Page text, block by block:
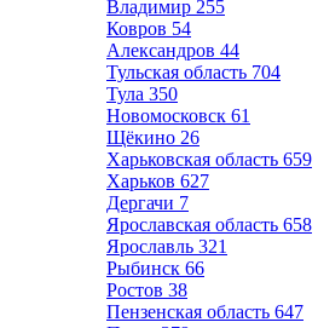
Владимир 255
Ковров 54
Александров 44
Тульская область 704
Тула 350
Новомосковск 61
Щёкино 26
Харьковская область 659
Харьков 627
Дергачи 7
Ярославская область 658
Ярославль 321
Рыбинск 66
Ростов 38
Пензенская область 647